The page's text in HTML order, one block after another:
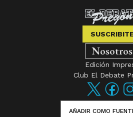
SUSCRIBITE
Nosotros
Edición
Club El Debate
AÑADIR COMO